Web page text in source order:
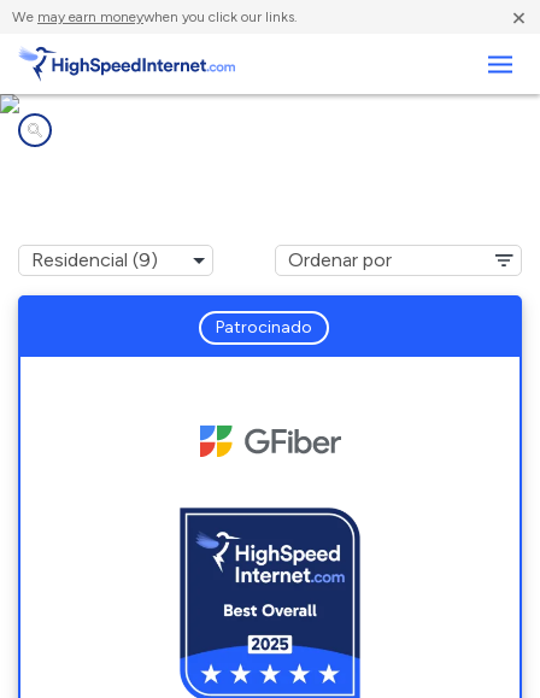
We may earn moneywhen you click our links. ×
Patrocinado